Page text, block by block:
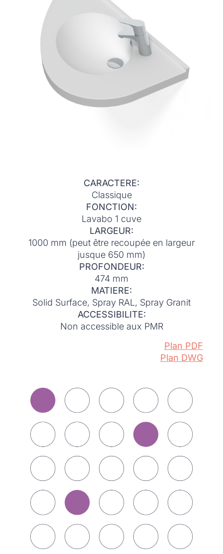
CARACTERE:
Classique
FONCTION:
Lavabo 1 cuve
LARGEUR:
1000 mm (peut être recoupée en largeur
jusque 650 mm)
PROFONDEUR:
474 mm
MATIERE:
Solid Surface, Spray RAL, Spray Granit
ACCESSIBILITE:
Non accessible aux PMR
Plan PDF
Plan DWG